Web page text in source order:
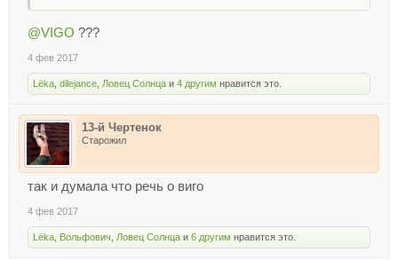
@VIGO ???
4 фев 2017
Lёka dilejance Ловец Солнца и 4 другим нравится это.
13-й Чертенок
Старожил
так и думала что речь о виго
4 фев 2017
Lёka Вольфович Ловец Солнца и 6 другим нравится это.